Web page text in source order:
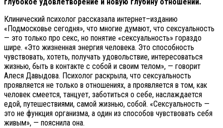
Клинический психолог рассказала интернет–изданию
«Подмосковье сегодня», что многие думают, что сексуальность
— это только про секс, но понятие «сексуальность» гораздо
шире. «Это жизненная энергия человека. Это способность
чувствовать, хотеть, получать удовольствие, интересоваться
жизнью, быть в контакте с собой и своим телом», — говорит
Алеся Давыдова. Психолог раскрыла, что сексуальность
проявляется не только в отношениях, а проявляется в том, как
человек смеется, танцует, заботиться о себе, наслаждается
едой, путешествиями, самой жизнью, собой. «Сексуальность —
это не функция организма, а один из способов чувствовать себя
живым», — пояснила она.